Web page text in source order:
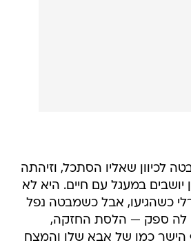
לכיוון שאליו הסתכל, וזיהתה
במעגל עם חיים. היא לא
כשהגיעו, אבל כשמבטה נפל
לה ספק — הלסת החזקה,
הישר כמו של אבא שלו והמצח